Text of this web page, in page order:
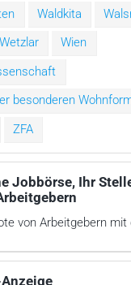
Waldkita
Wetzlar
Wien
besonderen
ZFA
Jobbörse, Ihr